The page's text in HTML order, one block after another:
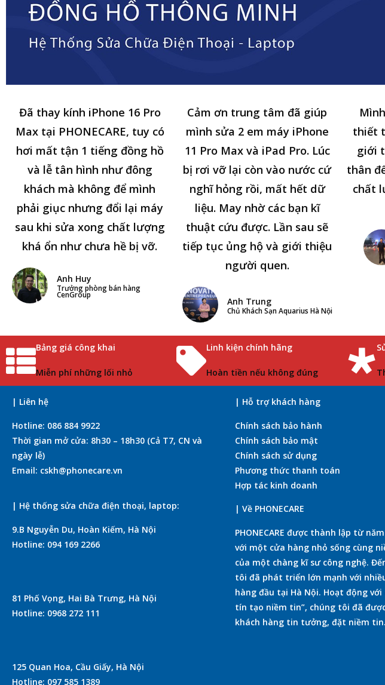
Đã thay kính iPhone 16 Pro
Max tại PHONECARE, tuy có
hơi mất tận 1 tiếng đồng hồ
và lễ tân hình như đông
khách mà không để mình
phải giục nhưng đổi lại máy
sau khi sửa xong chất lượng
khá ổn như chưa hề bị vỡ.
Anh Huy
Trưởng phòng bán hàng
CenGroup
Cảm ơn trung tâm đã giúp
mình sửa 2 em máy iPhone
11 Pro Max và iPad Pro. Lúc
bị rơi vỡ lại còn vào nước cứ
nghĩ hỏng rồi, mất hết dữ
liệu. May nhờ các bạn kĩ
thuật cứu được. Lần sau sẽ
tiếp tục ủng hộ và giới thiệu
người quen.
Anh Trung
Chủ Khách Sạn Aquarius Hà Nội
thiết
giới
thân
chất
Bảng giá công khai
Miễn phí những lối nhỏ
Linh kiện chính hãng
Hoàn tiền nếu không đúng
| Liên hệ
Hotline: 086 884 9922
Thời gian mở cửa: 8h30 – 18h30 (Cả T7, CN và
ngày lễ)
Email: cskh@phonecare.vn
| Hệ thống sửa chữa điện thoại, laptop:
9.B Nguyễn Du, Hoàn Kiếm, Hà Nội
Hotline: 094 169 2266
81 Phố Vọng, Hai Bà Trưng, Hà Nội
Hotline: 0968 272 111
125 Quan Hoa, Cầu Giấy, Hà Nội
Hotline: 097 585 1389
| Hỗ trợ khách hàng
Chính sách bảo hành
Chính sách bảo mật
Chính sách sử dụng
Phương thức thanh toán
Hợp tác kinh doanh
| Về PHONECARE
PHONECARE được thành lập từ
với một cửa hàng nhỏ sống cùng
của một chàng kĩ sư công nghệ.
tôi đã phát triển lớn mạnh với
hàng đầu tại Hà Nội. Hoạt động với
tín tạo niềm tin”, chúng tôi đã
khách hàng tin tưởng, đặt niềm tin.